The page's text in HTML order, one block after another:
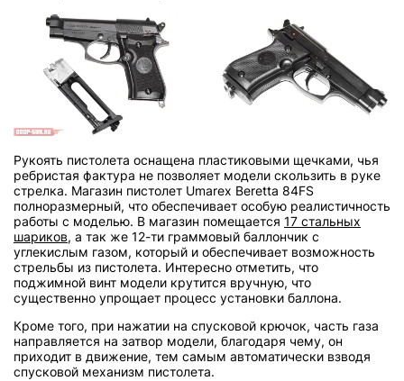
Рукоять пистолета оснащена пластиковыми щечками, чья
ребристая фактура не позволяет модели скользить в руке
стрелка. Магазин пистолет Umarex Beretta 84FS
полноразмерный, что обеспечивает особую реалистичность
работы с моделью. В магазин помещается 17 стальных
шариков, а так же 12-ти граммовый баллончик с
углекислым газом, который и обеспечивает возможность
стрельбы из пистолета. Интересно отметить, что
поджимной винт модели крутится вручную, что
существенно упрощает процесс установки баллона.
Кроме того, при нажатии на спусковой крючок, часть газа
направляется на затвор модели, благодаря чему, он
приходит в движение, тем самым автоматически взводя
спусковой механизм пистолета.